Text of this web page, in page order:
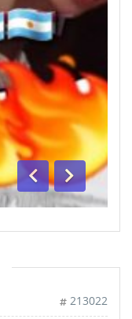
AnteriorSiguiente
213022